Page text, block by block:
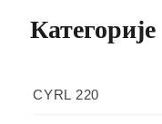
Категорије
CYRL 220